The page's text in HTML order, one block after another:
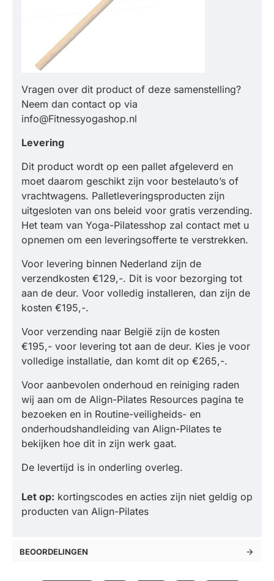
Vragen over dit product of deze samenstelling?
Neem dan contact op via
info@Fitnessyogashop.nl
Levering
Dit product wordt op een pallet afgeleverd en
moet daarom geschikt zijn voor bestelauto’s of
vrachtwagens. Palletleveringsproducten zijn
uitgesloten van ons beleid voor gratis verzending.
Het team van Yoga-Pilatesshop zal contact met u
opnemen om een leveringsofferte te verstrekken.
Voor levering binnen Nederland zijn de
verzendkosten €129,-. Dit is voor bezorging tot
aan de deur. Voor volledig installeren, dan zijn de
kosten €195,-.
Voor verzending naar België zijn de kosten
€195,- voor levering tot aan de deur. Kies je voor
volledige installatie, dan komt dit op €265,-.
Voor aanbevolen onderhoud en reiniging raden
wij aan om de Align-Pilates Resources pagina te
bezoeken en in Routine-veiligheids- en
onderhoudshandleiding van Align-Pilates te
bekijken hoe dit in zijn werk gaat.
De levertijd is in onderling overleg.
Let op: kortingscodes en acties zijn niet geldig op
producten van Align-Pilates
BEOORDELINGEN